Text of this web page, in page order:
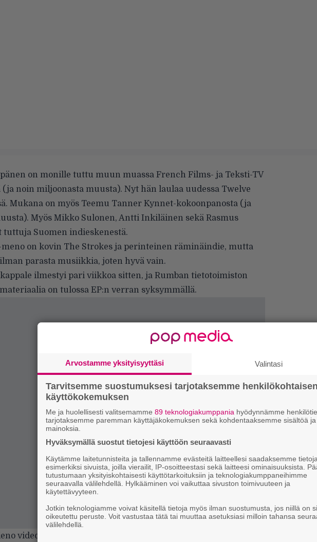
on monille tuttu muun muassa French Films- ja Teksti-TV
(ja noin miljoonasta muusta). Nyt hän laulaa uudessa Twelve
Mukana on myös Teemu Tanner Kynnet-kokoonpanosta (ja
Myös Mikko Sulonen, Antti Inkiläinen sekä Rasmus
tuttuja Suomen indieskenestä.
meno on kovin The Strokes ja perinteinen räminäindie, mutta
parasta musiikkia, joten hyvä vain.
ilmestyi pari viikkoa sitten, ja Rumban tietotoimiston
on tulossa EP:n verran syksymmällä.
videokin!
Arvostamme yksityisyyttäsi Valintasi
Tarvitsemme suostumuksesi tarjotaksemme henkilökohtaisen
käyttökokemuksen
Me ja huolellisesti valitsemamme 89 teknologiakumppania hyödynnämme
tarjotaksemme paremman käyttäjäkokemuksen sekä kohdentaaksemme sisältöä ja
mainoksia.
Hyväksymällä suostut tietojesi käyttöön seuraavasti
Käytämme laitetunnisteita ja tallennamme evästeitä laitteellesi saadaksemme tietoja
esimerkiksi sivuista, joilla vierailit, IP-osoitteestasi sekä laitteesi ominaisuuksista.
tutustumaan yksityiskohtaisesti käyttötarkoituksiin ja teknologiakumppaneihimme
seuraavalla välilehdellä. Hylkääminen voi vaikuttaa sivuston toimivuuteen ja
käytettävyyteen.
Jotkin teknologiamme voivat käsitellä tietoja myös ilman suostumusta, jos niillä on
oikeutettu peruste. Voit vastustaa tätä tai muuttaa asetuksiasi milloin tahansa
välilehdellä.